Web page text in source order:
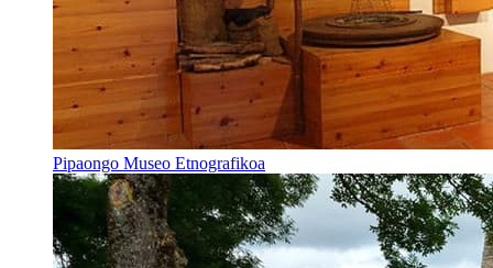
Pipaongo Museo Etnografikoa